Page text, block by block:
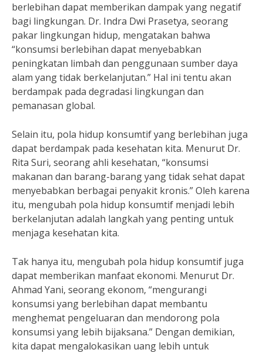
berlebihan dapat memberikan dampak yang negatif
bagi lingkungan. Dr. Indra Dwi Prasetya, seorang
pakar lingkungan hidup, mengatakan bahwa
“konsumsi berlebihan dapat menyebabkan
peningkatan limbah dan penggunaan sumber daya
alam yang tidak berkelanjutan.” Hal ini tentu akan
berdampak pada degradasi lingkungan dan
pemanasan global.
Selain itu, pola hidup konsumtif yang berlebihan juga
dapat berdampak pada kesehatan kita. Menurut Dr.
Rita Suri, seorang ahli kesehatan, “konsumsi
makanan dan barang-barang yang tidak sehat dapat
menyebabkan berbagai penyakit kronis.” Oleh karena
itu, mengubah pola hidup konsumtif menjadi lebih
berkelanjutan adalah langkah yang penting untuk
menjaga kesehatan kita.
Tak hanya itu, mengubah pola hidup konsumtif juga
dapat memberikan manfaat ekonomi. Menurut Dr.
Ahmad Yani, seorang ekonom, “mengurangi
konsumsi yang berlebihan dapat membantu
menghemat pengeluaran dan mendorong pola
konsumsi yang lebih bijaksana.” Dengan demikian,
kita dapat mengalokasikan uang lebih untuk